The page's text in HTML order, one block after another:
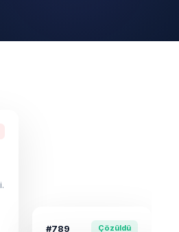
#789 Çözüldü